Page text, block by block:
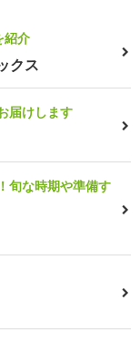
紹介
クス
届けします
旬な時期や準備す